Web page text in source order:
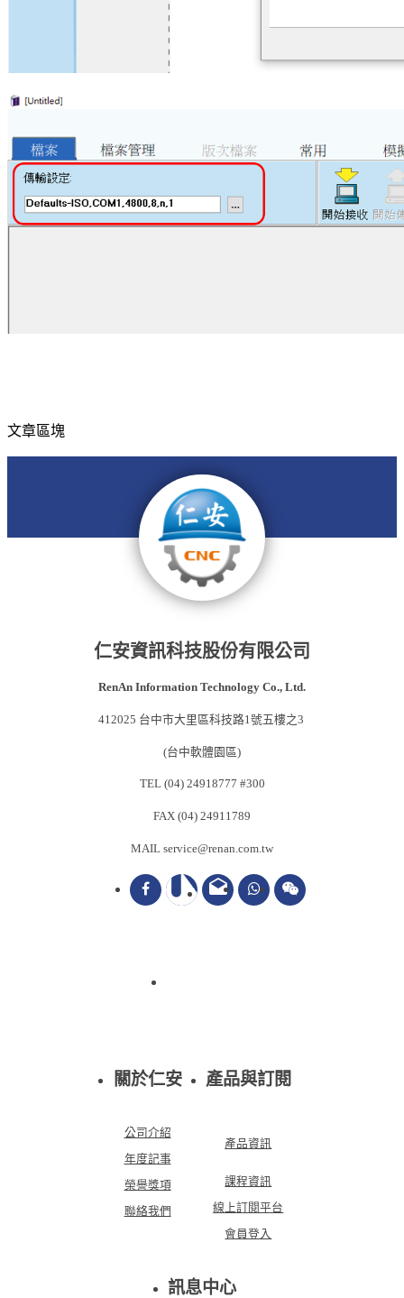
文章區塊
仁安資訊科技股份有限公司
RenAn Information Technology Co., Ltd.
412025 台中市大里區科技路1號五樓之3
(台中軟體園區)
TEL (04) 24918777 #300
FAX (04) 24911789
MAIL service@renan.com.tw
drafts
關於仁安
公司介紹
年度記事
榮譽獎項
聯絡我們
產品與訂閱
產品資訊
課程資訊
線上訂閱平台
會員登入
訊息中心